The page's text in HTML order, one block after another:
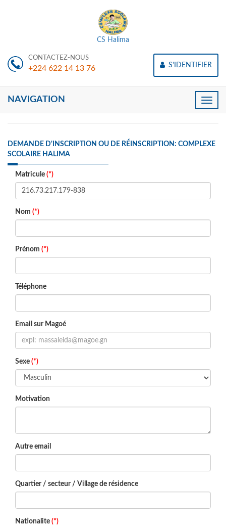
CS Halima
CONTACTEZ-NOUS
+224 622 14 13 76 S'IDENTIFIER
Toggle
NAVIGATION
DEMANDE D'INSCRIPTION OU DE RÉINSCRIPTION: COMPLEXE
SCOLAIRE HALIMA
Matricule (*)
Nom (*)
Prénom (*)
Téléphone
Email sur Magoé
Sexe (*)
Motivation
Autre email
Quartier / secteur / Village de résidence
Nationalite (*)